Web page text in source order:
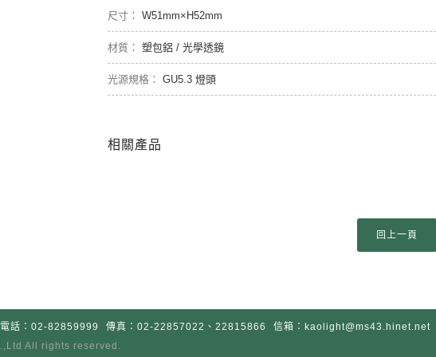
W51mm×H52mm
塑包鋁 / 光學透鏡
GU5.3 燈頭
相關產品
電話：02-82859999 傳真：02-22857022、22815866 信箱：kaolight@ms43.hinet.net
,Ltd All rights reserved.